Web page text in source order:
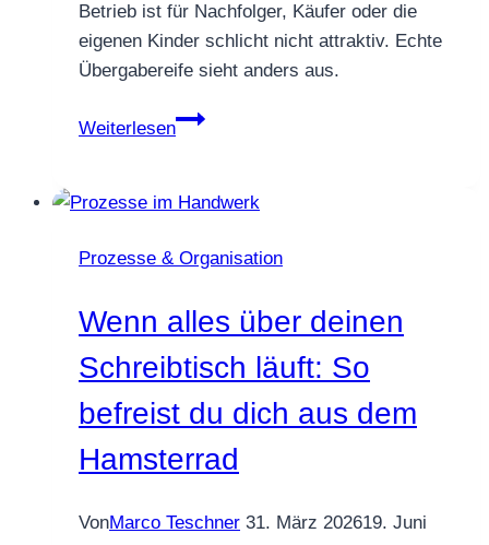
Betrieb ist für Nachfolger, Käufer oder die
eigenen Kinder schlicht nicht attraktiv. Echte
Übergabereife sieht anders aus.
Weiterlesen
Übergabereife:
Betrieb
ohne
seinen
vollen
Wert
behält
und
du
Prozesse & Organisation
Wenn alles über deinen
Schreibtisch läuft: So
befreist du dich aus dem
Hamsterrad
VonMarco Teschner 31. März 202619. Juni